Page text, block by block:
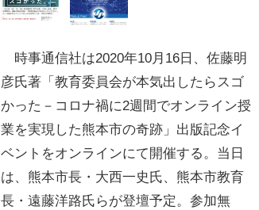
時事通信社は2020年10月16日、佐藤明
彦氏著「教育委員会が本気出したらスゴ
かった－コロナ禍に2週間でオンライン授
業を実現した熊本市の奇跡」出版記念イ
ベントをオンラインにて開催する。当日
は、熊本市長・大西一史氏、熊本市教育
長・遠藤洋路氏らが登壇予定。参加無